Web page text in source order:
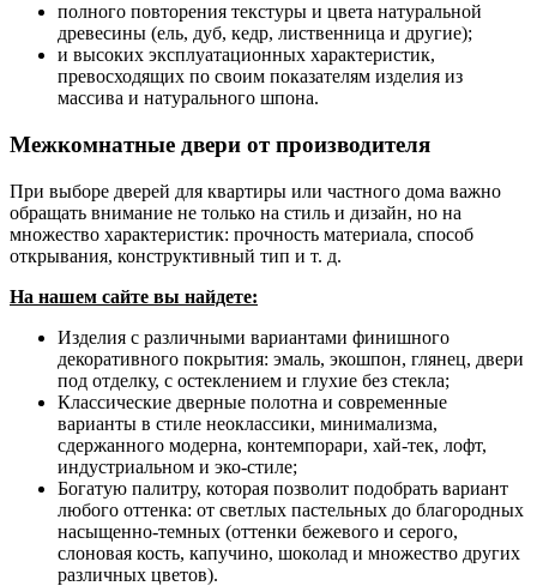
полного повторения текстуры и цвета натуральной
древесины (ель, дуб, кедр, лиственница и другие);
и высоких эксплуатационных характеристик,
превосходящих по своим показателям изделия из
массива и натурального шпона.
Межкомнатные двери от производителя
При выборе дверей для квартиры или частного дома важно
обращать внимание не только на стиль и дизайн, но на
множество характеристик: прочность материала, способ
открывания, конструктивный тип и т. д.
На нашем сайте вы найдете:
Изделия с различными вариантами финишного
декоративного покрытия: эмаль, экошпон, глянец, двери
под отделку, с остеклением и глухие без стекла;
Классические дверные полотна и современные
варианты в стиле неоклассики, минимализма,
сдержанного модерна, контемпорари, хай-тек, лофт,
индустриальном и эко-стиле;
Богатую палитру, которая позволит подобрать вариант
любого оттенка: от светлых пастельных до благородных
насыщенно-темных (оттенки бежевого и серого,
слоновая кость, капучино, шоколад и множество других
различных цветов).